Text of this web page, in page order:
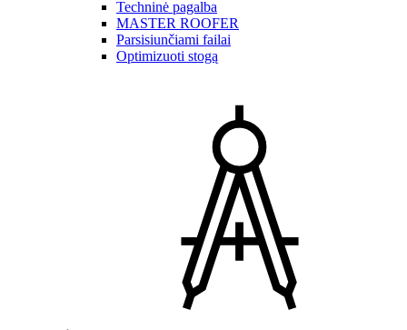
Techninė pagalba
MASTER ROOFER
Parsisiunčiami failai
Optimizuoti stogą